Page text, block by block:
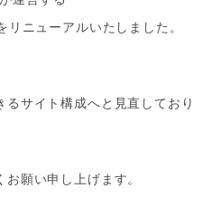
リニューアルいたしました。
サイト構成へと見直しており
願い申し上げます。